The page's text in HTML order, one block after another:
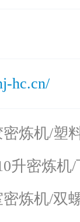
hc.cn/
炼机/塑
升密炼机
炼机/双